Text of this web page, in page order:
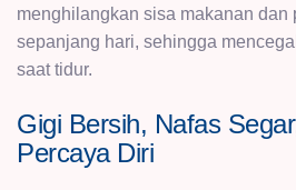
menghilangkan sisa makanan dan
sepanjang hari, sehingga
saat tidur.
Gigi Bersih, Nafas
Percaya Diri